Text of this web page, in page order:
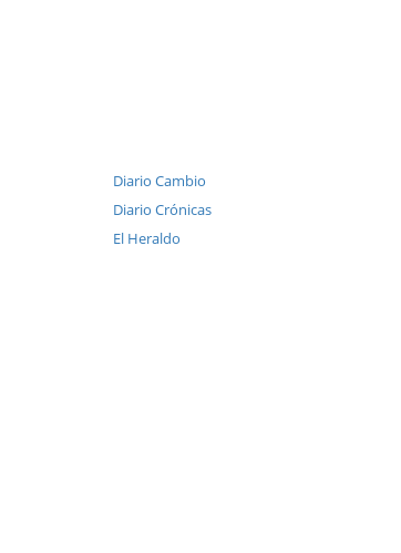
Diario Cambio
Diario Crónicas
El Heraldo